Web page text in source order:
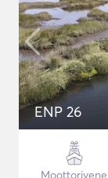
ENP 26
Moottorivene